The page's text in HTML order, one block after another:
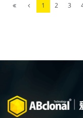
1 2 3